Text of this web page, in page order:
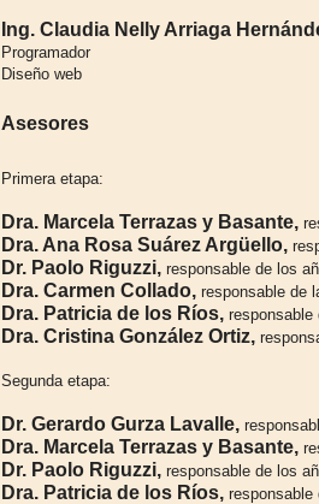
Ing. Claudia Nelly Arriaga
Programador
Diseño web
Asesores
Primera etapa:
Dra. Marcela Terrazas y Basante,
Dra. Ana Rosa Suárez Argüello,
Dr. Paolo Riguzzi, responsable de los
Dra. Carmen Collado, responsable de
Dra. Patricia de los Ríos, responsable
Dra. Cristina González Ortiz,
Segunda etapa:
Dr. Gerardo Gurza Lavalle,
Dra. Marcela Terrazas y Basante,
Dr. Paolo Riguzzi, responsable de los
Dra. Patricia de los Ríos, responsable